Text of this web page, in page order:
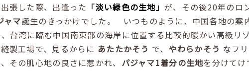
張した際、出逢った 「淡い緑色の生地」 が、その後20年のロ
ャマ誕生のきっかけでした。 いつものように、中国各地の案
台湾に臨む中国南東部の海岸に位置する比較的暖かい高級リ
製工場で、見るからに あたたかそう で、 やわらかそう なフ
その肌心地の良さに惹かれ、 パジャマ1着分の生地を分けてけ